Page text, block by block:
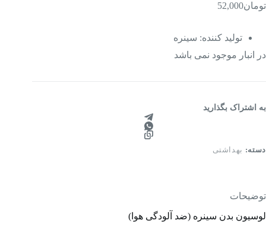
تومان52,000
تولید کننده: سینره
در انبار موجود نمی باشد
به اشتراک بگذارید
دسته: بهداشتی
توضیحات
لوسیون بدن سینره (ضد آلودگی هوا)